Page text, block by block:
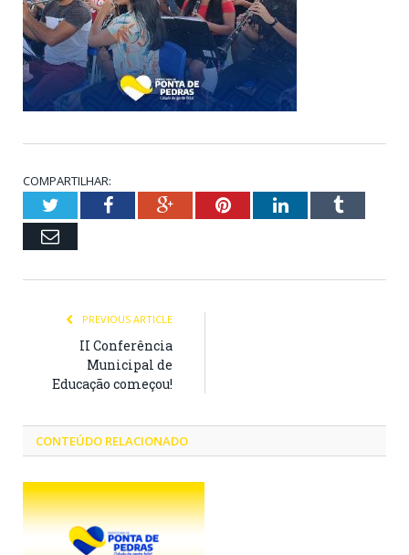
COMPARTILHAR:
TwitterFacebookGoogle+PinterestLinkedInTumblr
Email
PREVIOUS ARTICLE
II Conferência
Municipal de
Educação começou!
CONTEÚDO RELACIONADO